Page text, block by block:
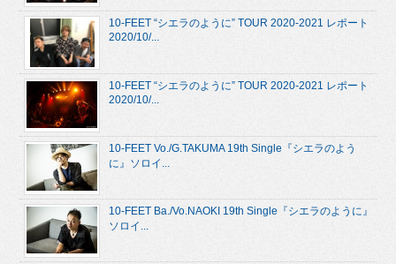
10-FEET “シエラのように” TOUR 2020-2021 レポート
2020/10/...
10-FEET “シエラのように” TOUR 2020-2021 レポート
2020/10/...
10-FEET Vo./G.TAKUMA 19th Single『シエラのよう
に』ソロイ...
10-FEET Ba./Vo.NAOKI 19th Single『シエラのように』
ソロイ...